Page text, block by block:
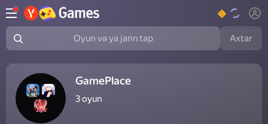
Oyun və ya janrı tap
Axtar
GamePlace
3oyun